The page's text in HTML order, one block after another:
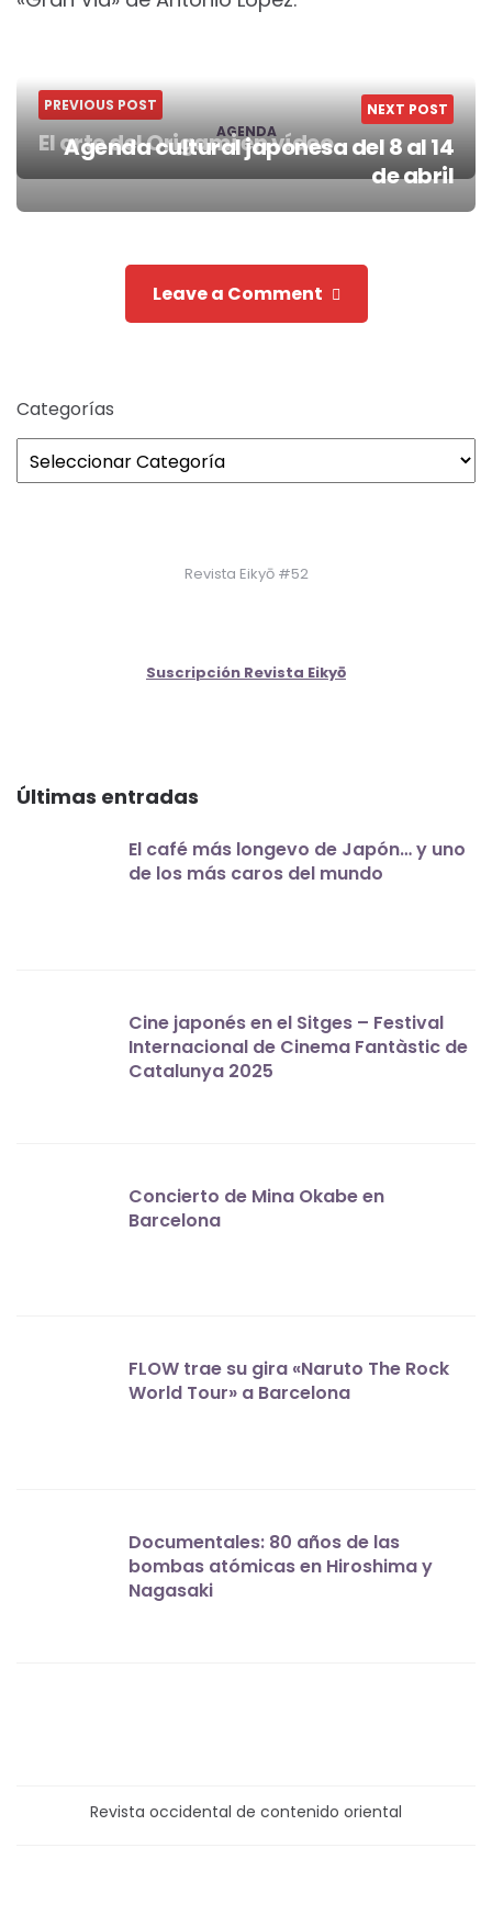
AGENDA
Post
navigation
PREVIOUS POST
El arte del Origami en vídeo
NEXT POST
Agenda cultural japonesa del 8 al 14
de abril
Leave a Comment
Categorías
Revista Eikyō #52
Suscripción Revista Eikyō
Últimas entradas
El café más longevo de Japón… y uno
de los más caros del mundo
Cine japonés en el Sitges – Festival
Internacional de Cinema Fantàstic de
Catalunya 2025
Concierto de Mina Okabe en
Barcelona
FLOW trae su gira «Naruto The Rock
World Tour» a Barcelona
Documentales: 80 años de las
bombas atómicas en Hiroshima y
Nagasaki
Revista occidental de contenido oriental